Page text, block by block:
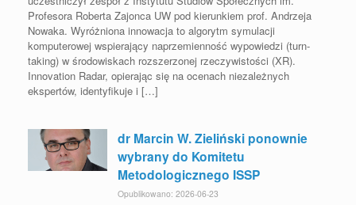
Profesora Roberta Zajonca UW pod kierunkiem prof. Andrzeja
Nowaka. Wyróżniona innowacja to algorytm symulacji
komputerowej wspierający naprzemienność wypowiedzi (turn-
taking) w środowiskach rozszerzonej rzeczywistości (XR).
Innovation Radar, opierając się na ocenach niezależnych
ekspertów, identyfikuje i […]
dr Marcin W. Zieliński ponownie
wybrany do Komitetu
Metodologicznego ISSP
Opublikowano: 2026-06-23